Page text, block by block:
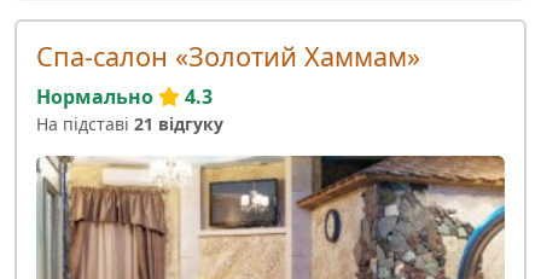
Спа-салон «Золотий Хаммам»
Нормально 4.3
На підставі 21 відгуку